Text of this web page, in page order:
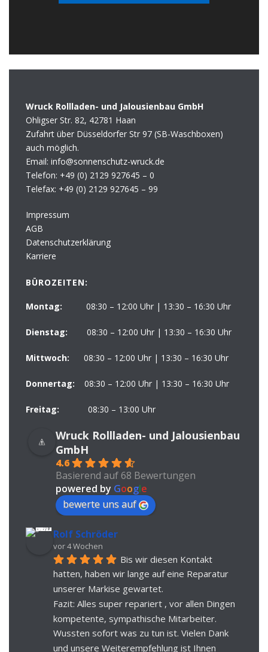
Wruck Rollladen- und Jalousienbau GmbH
Ohligser Str. 82, 42781 Haan
Zufahrt über Düsseldorfer Str 97 (SB-Waschboxen)
auch möglich.
Email: info@sonnenschutz-wruck.de
Telefon: +49 (0) 2129 927645 – 0
Telefax: +49 (0) 2129 927645 – 99
Impressum
AGB
Datenschutzerklärung
Karriere
BÜROZEITEN:
Montag: 08:30 – 12:00 Uhr | 13:30 – 16:30 Uhr
Dienstag: 08:30 – 12:00 Uhr | 13:30 – 16:30 Uhr
Mittwoch: 08:30 – 12:00 Uhr | 13:30 – 16:30 Uhr
Donnertag: 08:30 – 12:00 Uhr | 13:30 – 16:30 Uhr
Freitag: 08:30 – 13:00 Uhr
Wruck Rollladen- und Jalousienbau
GmbH
4.6
Basierend auf 68 Bewertungen
powered by Google
bewerte uns auf
Rolf Schröder
vor 4 Wochen
Bis wir diesen Kontakt
hatten, haben wir lange auf eine Reparatur
unserer Markise gewartet.
Fazit: Alles super repariert , vor allen Dingen
kompetente, sympathische Mitarbeiter.
Wussten sofort was zu tun ist. Vielen Dank
und unsere Weiterempfehlung ist Ihnen